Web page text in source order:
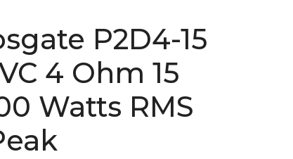
P2D4-15
4 Ohm 15
Watts RMS